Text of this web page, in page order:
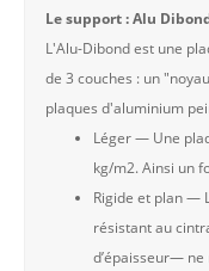
Le support : Alu
L'Alu-Dibond est une
de 3 couches : un
plaques d'aluminium
Léger — Une
kg/m2. Ainsi un
Rigide et plan —
résistant au
d’épaisseur— ne